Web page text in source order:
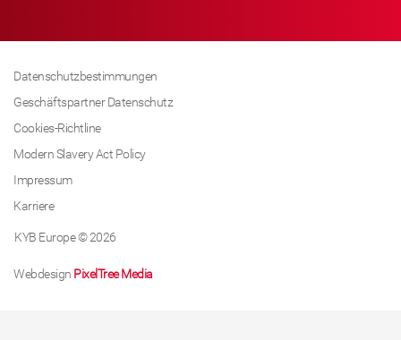
Datenschutzbestimmungen
Geschäftspartner Datenschutz
Cookies-Richtline
Modern Slavery Act Policy
Impressum
Karriere
KYB Europe © 2026
Webdesign PixelTree Media